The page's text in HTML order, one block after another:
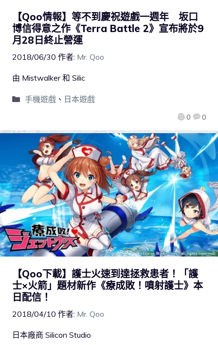
【Qoo情報】等不到慶祝遊戲一週年 坂口
博信得意之作《Terra Battle 2》宣布將於9
月28日終止營運
2018/06/30 作者: Mr. Qoo
0 0
由 Mistwalker 和 Silic
手機遊戲、 日本遊戲
【Qoo下載】護士火速到達拯救患者！「護
士×火箭」題材新作《療成敗！噴射護士》本
日配信！
2018/04/10 作者: Mr. Qoo
日本廠商 Silicon Studio